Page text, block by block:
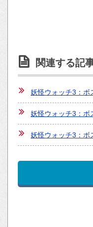
関連する記
妖怪ウォッチ3：ボ
妖怪ウォッチ3：ボ
妖怪ウォッチ3：ボ